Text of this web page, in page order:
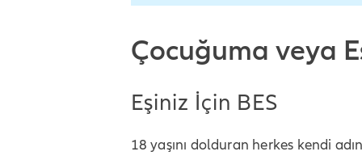
Çocuğuma veya
Eşiniz İçin BES
18 yaşını dolduran herkes kendi